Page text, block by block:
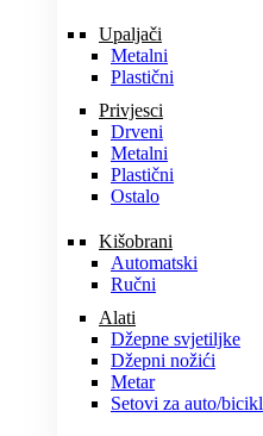
Upaljači
Metalni
Plastični
Privjesci
Drveni
Metalni
Plastični
Ostalo
Kišobrani
Automatski
Ručni
Alati
Džepne svjetiljke
Džepni nožići
Metar
Setovi za auto/bicikl